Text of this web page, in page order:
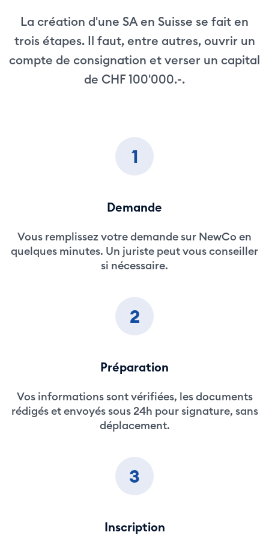
La création d'une SA en Suisse se fait en
trois étapes. Il faut, entre autres, ouvrir un
compte de consignation et verser un capital
de CHF 100'000.-.
1
Demande
Vous remplissez votre demande sur NewCo en
quelques minutes. Un juriste peut vous conseiller
si nécessaire.
2
Préparation
Vos informations sont vérifiées, les documents
rédigés et envoyés sous 24h pour signature, sans
déplacement.
3
Inscription